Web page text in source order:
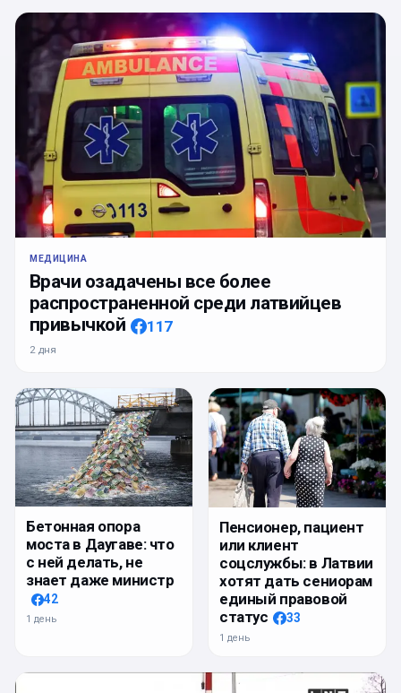
МЕДИЦИНА
Врачи озадачены все более
распространенной среди латвийцев
привычкой
117
2 дня
Бетонная опора
моста в Даугаве: что
с ней делать, не
знает даже министр
42
1 день
Пенсионер, пациент
или клиент
соцслужбы: в Латвии
хотят дать сениорам
единый правовой
статус
33
1 день